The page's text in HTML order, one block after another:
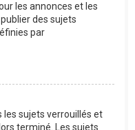
les annonces et les
des sujets
par
les sujets verrouillés et
terminé. Les sujets